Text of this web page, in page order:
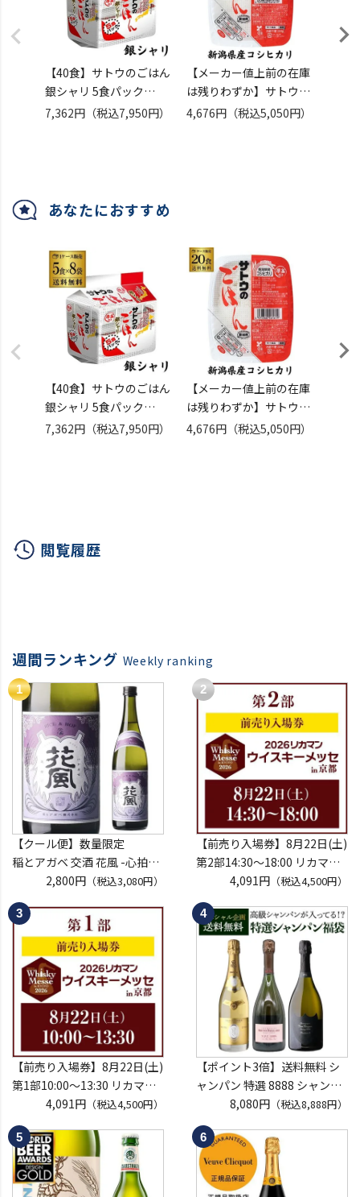
【40食】サトウのごはん
銀シャリ 5食パック
(200g×5食)×8袋入 サト
7,362円 （税込7,950円）
【メーカー値上前の在庫
は残りわずか】サトウ食
品 サトウのごはん 新潟県
4,676円 （税込5,050円）
あなたにおすすめ
【40食】サトウのごはん
銀シャリ 5食パック
(200g×5食)×8袋入 サト
7,362円 （税込7,950円）
【メーカー値上前の在庫
は残りわずか】サトウ食
品 サトウのごはん 新潟県
4,676円 （税込5,050円）
閲覧履歴
週間ランキング Weekly ranking
【クール便】数量限定
稲とアガベ 交酒 花風 -心拍-
KYOTO EDITION 720ml こう
しゅ はなかぜ craft sake クラ
フトサケ 秋田県 男鹿市
2,800円（税込3,080円）
【前売り入場券】8月22日(土)
第2部14:30～18:00 リカマン
ウイスキーメッセ in京都
2026 1枚
入場券となるeチケットは【8
月中旬】にメールにて配信予
※代引き決済不可
4,091円 （税込4,500円）
【前売り入場券】8月22日(土)
第1部10:00～13:30 リカマン
ウイスキーメッセ in京都
2026 1枚
入場券となるeチケットは【8
月中旬】にメールにて配信予
定
4,091円（税込4,500円）
【ポイント3倍】送料無料 シ
ャンパン 特選 8888 シャンパ
ン福袋 第29弾 高級シャンパ
ン を探せ！ 超レアシャンパン
が入ってるかも!?【限定300セ
ット】 シャンパーニュ クリス
タル ドンペリP2 NPU 2008
8,080円 （税込8,888円）